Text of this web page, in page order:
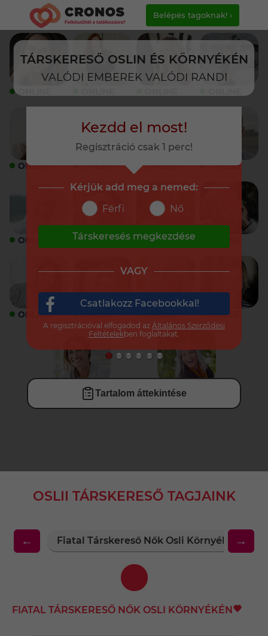
TÁRSKERESŐ OSLIN ÉS KÖRNYÉKÉN
VALÓDI EMBEREK VALÓDI RANDI
Belépés tagoknak! ›
ONLINE ONLINE ONLINE ONLINE
ONLINE ONLINE ONLINE
ONLINE ONLINE ONLINE ONLINE
ONLINE ONLINE
Tartalom áttekintése
OSLII TÁRSKERESŐ TAGJAINK
← Fiatal Társkereső Nők Osli Környékén→
FIATAL TÁRSKERESŐ NŐK OSLI KÖRNYÉKÉN
Kezdd el most!
Regisztráció csak 1 perc!
Kérjük add meg a nemed:
Férfi
Nő
Társkeresés megkezdése
VAGY
Csatlakozz Facebookkal!
A regisztrációval elfogadod az Általános Szerződési
Feltételekben foglaltakat.